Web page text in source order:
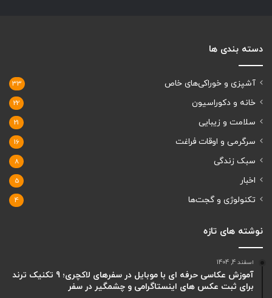
دسته بندی ها
آشپزی و خوراکی‌های خاص 33
خانه و دکوراسیون 22
سلامت و زیبایی 21
سرگرمی و اوقات فراغت 16
سبک زندگی 8
اخبار 5
تکنولوژی و گجت‌ها 4
نوشته های تازه
اسفند 4, 1404
آموزش عکاسی حرفه ای با موبایل در سفرهای لاکچری؛ 9 تکنیک ترند
برای ثبت عکس های اینستاگرامی و چشمگیر در سفر